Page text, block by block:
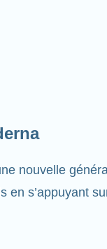
nouvelle
en s’appuyant